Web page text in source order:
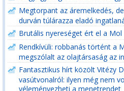
Megtorpant az áremelkedés,
durván túlárazza eladó
Brutális nyereséget ért el a Mol
Rendkívüli: robbanás történt a
megszólalt az olajtársaság az
Fantasztikus hírt közölt Vitézy
vasútvonalról: ilyen még nem
véleményezheti a menetrendet